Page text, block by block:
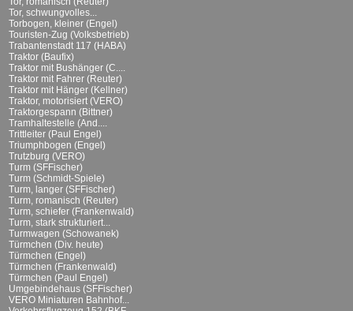
Tor, schwungvolles...
Torbogen, kleiner (Engel)
Touristen-Zug (Volksbetrieb)
Trabantenstadt 117 (HABA)
Traktor (Baufix)
Traktor mit Bushänger (C....
Traktor mit Fahrer (Reuter)
Traktor mit Hänger (Kellner)
Traktor, motorisiert (VERO)
Traktorgespann (Bittner)
Tramhaltestelle (And....
Trittleiter (Paul Engel)
Triumphbogen (Engel)
Trutzburg (VERO)
Turm (SFFischer)
Turm (Schmidt-Spiele)
Turm, langer (SFFischer)
Turm, romanisch (Reuter)
Turm, schiefer (Frankenwald)
Turm, stark strukturiert...
Turmwagen (Schowanek)
Türmchen (Div. heute)
Türmchen (Engel)
Türmchen (Frankenwald)
Türmchen (Paul Engel)
Umgebindehaus (SFFischer)
VERO Miniaturen Bahnhof...